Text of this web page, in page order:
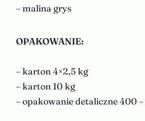
– malina grys
OPAKOWANIE:
– karton 4×2,5 kg
– karton 10 kg
– opakowanie detaliczne 400